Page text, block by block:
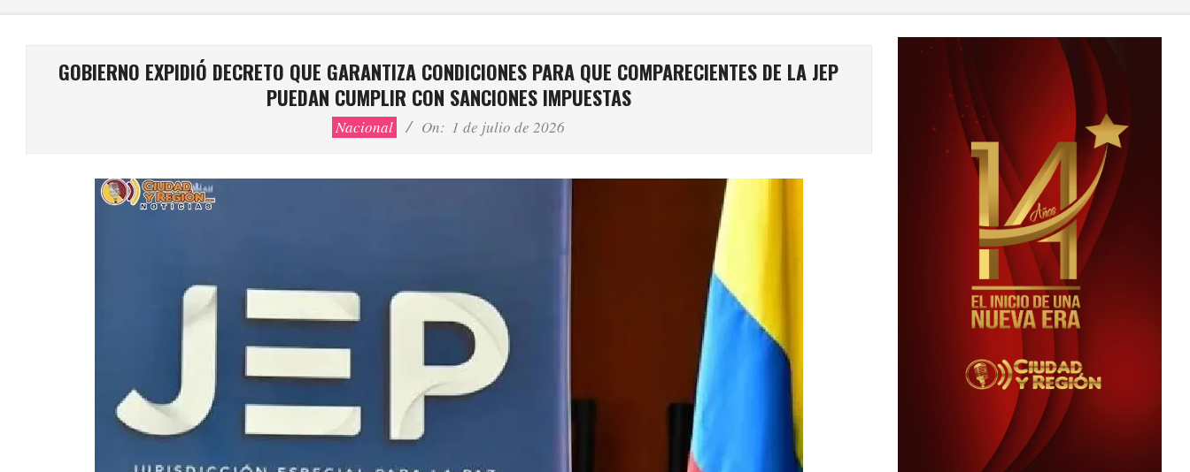
GOBIERNO EXPIDIÓ DECRETO QUE GARANTIZA CONDICIONES PARA QUE COMPARECIENTES DE LA JEP
PUEDAN CUMPLIR CON SANCIONES IMPUESTAS
Nacional On: 1 de julio de 2026